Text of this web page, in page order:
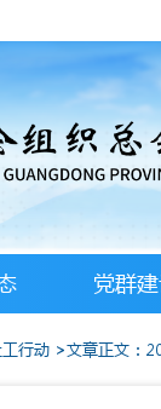
党群
行动 >文章正文：